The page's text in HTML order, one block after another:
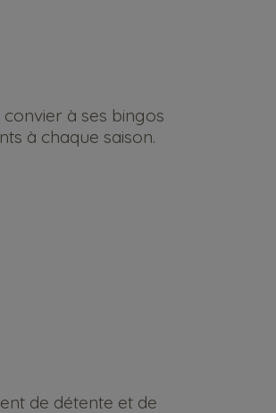
convier à ses bingos
à chaque saison.
de détente et de